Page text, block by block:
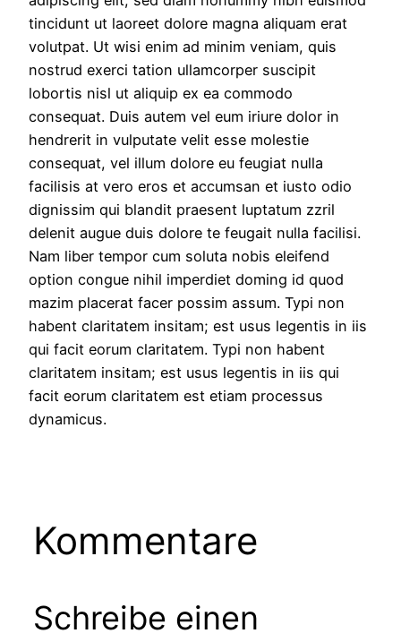
tincidunt ut laoreet dolore magna aliquam erat
volutpat. Ut wisi enim ad minim veniam, quis
nostrud exerci tation ullamcorper suscipit
lobortis nisl ut aliquip ex ea commodo
consequat. Duis autem vel eum iriure dolor in
hendrerit in vulputate velit esse molestie
consequat, vel illum dolore eu feugiat nulla
facilisis at vero eros et accumsan et iusto odio
dignissim qui blandit praesent luptatum zzril
delenit augue duis dolore te feugait nulla facilisi.
Nam liber tempor cum soluta nobis eleifend
option congue nihil imperdiet doming id quod
mazim placerat facer possim assum. Typi non
habent claritatem insitam; est usus legentis in iis
qui facit eorum claritatem. Typi non habent
claritatem insitam; est usus legentis in iis qui
facit eorum claritatem est etiam processus
dynamicus.
Kommentare
Schreibe einen